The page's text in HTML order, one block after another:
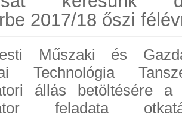
2017/18 őszi
Műszaki és
Technológia
állás betöltésére
feladata